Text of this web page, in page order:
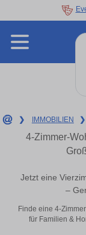
❯ IMMOBILIEN ❯
4-Zimmer-
Jetzt eine
–
Finde eine 4-
für Familien &